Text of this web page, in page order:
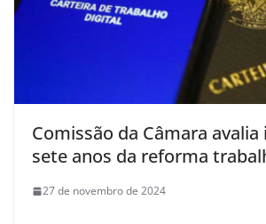
Comissão da Câmara
sete anos da reforma
27 de novembro de 2024